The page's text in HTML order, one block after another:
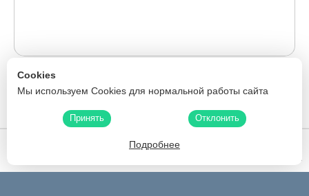
119
126 127 128 129 130 ...241
Cookies
Мы используем Cookies для нормальной работы сайта
Принять Отклонить
Подробнее